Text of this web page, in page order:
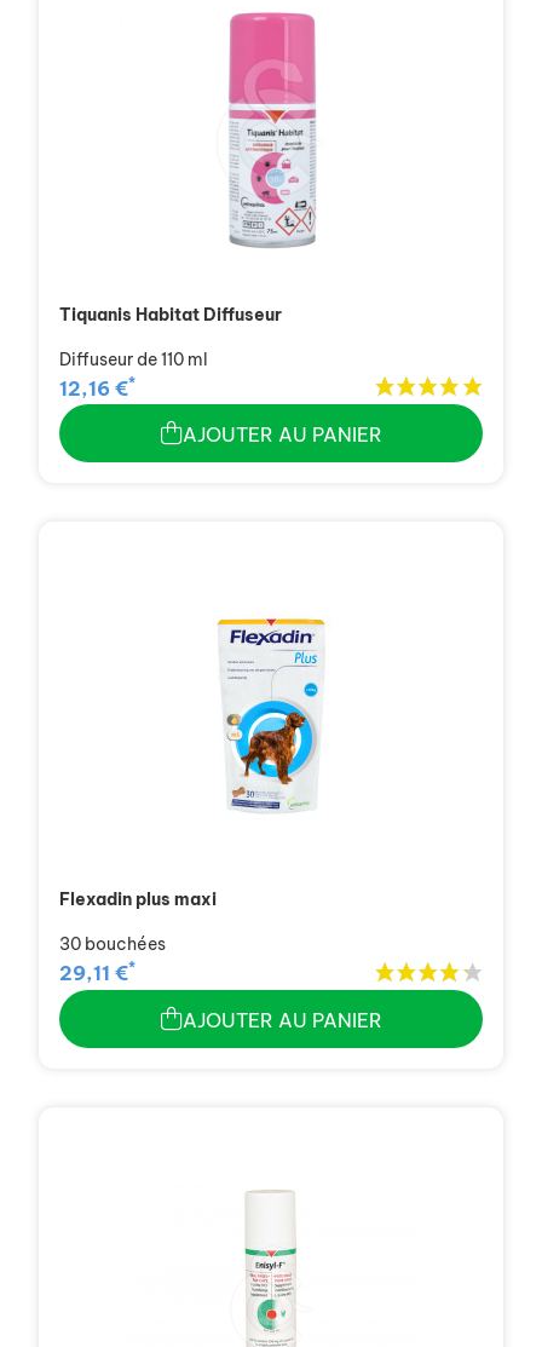
Tiquanis Habitat Diffuseur
Diffuseur de 110 ml
12,16 €*
AJOUTER AU PANIER
Flexadin plus maxi
30 bouchées
29,11 €*
AJOUTER AU PANIER